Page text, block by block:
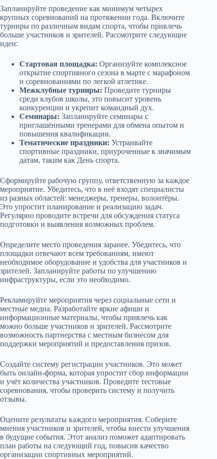
Запланируйте проведение как минимум четырех
крупных соревнований на протяжении года. Включите
турниры по различным видам спорта, чтобы привлечь
больше участников и зрителей. Рассмотрите следующие
идеи:
Стартовая площадка: Организуйте комплексное
открытие спортивного сезона в марте с марафоном
и соревнованиями по легкой атлетике.
Межклубные турниры: Проведите турниры
среди клубов школы, это повысит уровень
конкуренции и укрепит командный дух.
Семинары: Запланируйте семинары с
приглашёнными тренерами для обмена опытом и
повышения квалификации.
Тематические праздники: Устраивайте
спортивные праздники, приуроченные к значимым
датам, таким как День спорта.
Сформируйте рабочую группу, ответственную за каждое
мероприятие. Убедитесь, что в неё входят специалисты
из разных областей: менеджеры, тренеры, волонтёры.
Это упростит планирование и реализацию задач.
Регулярно проводите встречи для обсуждения статуса
подготовки и выявления возможных проблем.
Определите место проведения заранее. Убедитесь, что
площадки отвечают всем требованиям, имеют
необходимое оборудование и удобства для участников и
зрителей. Запланируйте работы по улучшению
инфраструктуры, если это необходимо.
Рекламируйте мероприятия через социальные сети и
местные медиа. Разработайте яркие афиши и
информационные материалы, чтобы привлечь как
можно больше участников и зрителей. Рассмотрите
возможность партнерства с местным бизнесом для
поддержки мероприятий и предоставления призов.
Создайте систему регистрации участников. Это может
быть онлайн-форма, которая упростит сбор информации
и учёт количества участников. Проведите тестовые
соревнования, чтобы проверить систему и получить
отзывы.
Оцените результаты каждого мероприятия. Соберите
мнения участников и зрителей, чтобы внести улучшения
в будущие события. Этот анализ поможет адаптировать
план работы на следующий год, повысив качество
организации спортивных мероприятий.